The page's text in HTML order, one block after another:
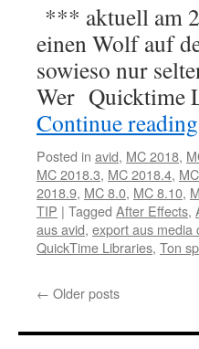
*** aktuell am
einen Wolf auf
sowieso nur
Wer Quicktime
Continue reading
Posted in avid, MC 2018,
MC 2018.3, MC 2018.4,
2018.9, MC 8.0, MC 8.10,
TIP | Tagged After Effects,
aus avid, export aus media
QuickTime Libraries, Ton
← Older posts